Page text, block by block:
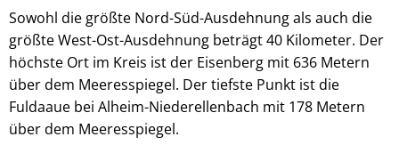
Sowohl die größte Nord-Süd-Ausdehnung als auch die
größte West-Ost-Ausdehnung beträgt 40 Kilometer. Der
höchste Ort im Kreis ist der Eisenberg mit 636 Metern
über dem Meeresspiegel. Der tiefste Punkt ist die
Fuldaaue bei Alheim-Niederellenbach mit 178 Metern
über dem Meeresspiegel.